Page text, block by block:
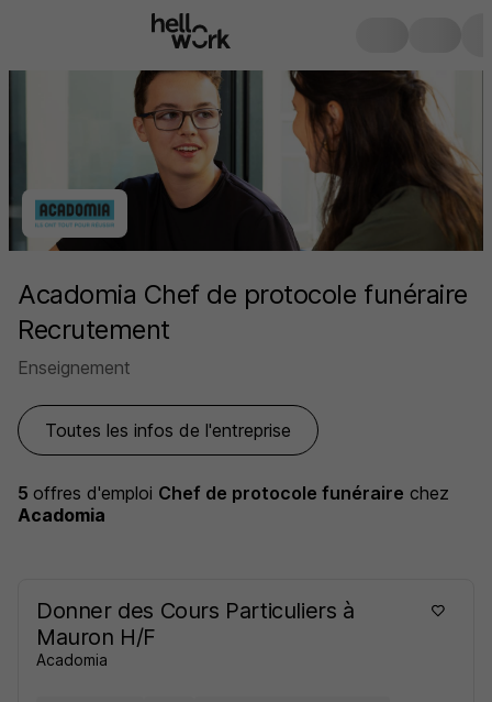
Acadomia Chef de protocole funéraire
Recrutement
Enseignement
Toutes les infos de l'entreprise
5 offres d'emploi Chef de protocole funéraire chez
Acadomia
Donner des Cours Particuliers à
Mauron H/F
Acadomia